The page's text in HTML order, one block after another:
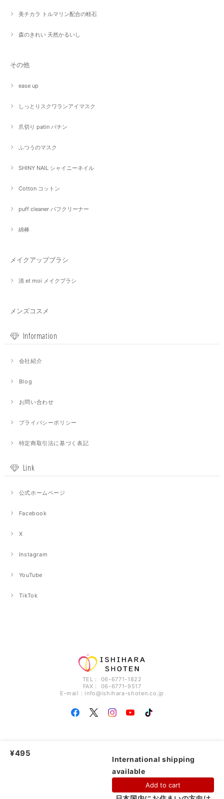
美チカラ トルマリン配合の軽石
森のきれい 天然かるいし
その他
ease up
しっとりスクワランアイマスク
爪切り patin パチン
ふつうのマスク
SHINY NAIL シャイニーネイル
Cotton コットン
puff cleaner パフクリーナー
綿棒
メイクアップブラシ
清 et moi メイクブラシ
メンズコスメ
Information
会社紹介
Blog
お問い合わせ
プライバシーポリシー
特定商取引法に基づく表記
Link
公式ホームページ
Facebook
X
Instagram
YouTube
TikTok
TEL： 06-6771-1822
FAX： 06-6771-9517
E-mail： info@ishihara-shoten.co.jp
ISHIHARA CO., LTD | プライバシーポリシー 特定商取引法に基づく表記
¥495
International shipping
available
Add to cart
ショップに質問する